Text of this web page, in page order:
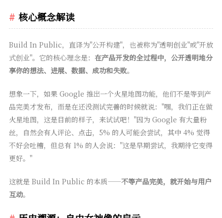
核心概念解读
Build In Public，直译为"公开构建"，也被称为"透明创业"或"开放
式创业"。它的核心理念是： 在产品开发的全过程中，公开透明地分
享你的想法、进展、数据、成功和失败。
想象一下，如果 Google 推出一个火星地图功能，他们不是等到产
品完美才发布，而是在还没测试完善的时候就说："嘿，我们正在做
火星地图，这是目前的样子，来试试吧！"因为 Google 有大量粉
丝，自然会有人评论、点击，5% 的人可能会尝试，其中 4% 觉得
不好会吐槽，但总有 1% 的人会说："这是早期尝试，我期待它变得
更好。"
这就是 Build In Public 的本质——不等产品完美，就开始与用户
互动。